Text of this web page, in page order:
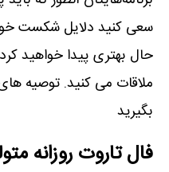
سعی کنید دلایل شکست
حال بهتری پیدا خواهید
ملاقات می کنید. توصیه
بگیرید
فال تاروت روزانه